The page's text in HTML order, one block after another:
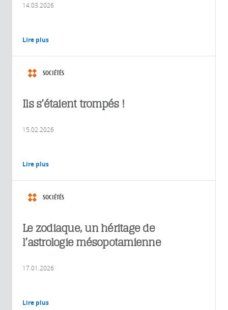
14.03.2026
Lire plus
SOCIÉTÉS
Ils s’étaient trompés !
15.02.2026
Lire plus
SOCIÉTÉS
Le zodiaque, un héritage de
l’astrologie mésopotamienne
17.01.2026
Lire plus